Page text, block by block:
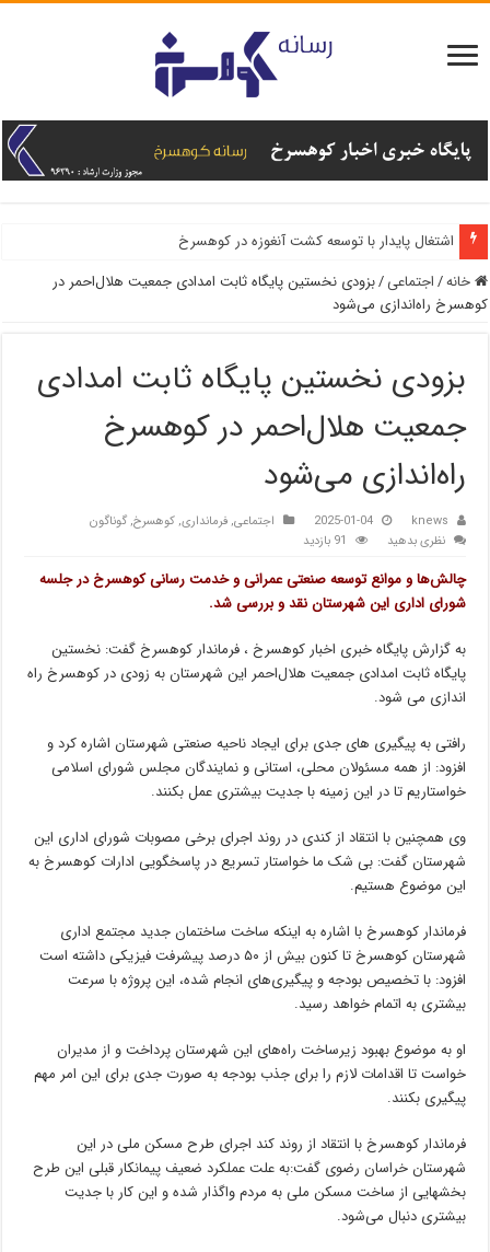
اشتغال پایدار با توسعه کشت آنغوزه در کوهسرخ
خانه/اجتماعی /بزودی نخستین پایگاه ثابت امدادی جمعیت هلال‌احمر در
کوهسرخ راه‌اندازی می‌شود
بزودی نخستین پایگاه ثابت امدادی
جمعیت هلال‌احمر در کوهسرخ
راه‌اندازی می‌شود
knews
2025-01-04 اجتماعی,فرمانداری,کوهسرخ,گوناگون
نظری بدهید
91 بازدید
چالش‌ها و موانع توسعه‌ صنعتی عمرانی و خدمت رسانی کوهسرخ در جلسه
شورای اداری این شهرستان نقد و بررسی شد.
به گزارش پایگاه خبری اخبار کوهسرخ ، فرماندار کوهسرخ گفت: نخستین
پایگاه ثابت امدادی جمعیت هلال‌احمر این شهرستان به زودی در کوهسرخ راه
اندازی می شود.
رافتی به پیگیری های جدی برای ایجاد ناحیه صنعتی شهرستان اشاره کرد و
افزود: از همه مسئولان محلی، استانی و نمایندگان مجلس شورای اسلامی
خواستاریم تا در این زمینه با جدیت بیشتری عمل بکنند.
وی همچنین با انتقاد از کندی در روند اجرای برخی مصوبات شورای اداری این
شهرستان گفت: بی شک ما خواستار تسریع در پاسخگویی ادارات کوهسرخ به
این موضوع هستیم.
فرماندار کوهسرخ با اشاره به اینکه ساخت ساختمان جدید مجتمع اداری
شهرستان کوهسرخ تا کنون بیش از ۵۰ درصد پیشرفت فیزیکی داشته است
افزود: با تخصیص بودجه و پیگیری‌های انجام‌ شده، این پروژه با سرعت
بیشتری به اتمام خواهد رسید.
او به موضوع بهبود زیرساخت‌ راه‌های این شهرستان پرداخت و از مدیران
خواست تا اقدامات لازم را برای جذب بودجه به صورت جدی برای این امر مهم
پیگیری بکنند.
فرماندار کوهسرخ با انتقاد از روند کند اجرای طرح مسکن ملی در این
شهرستان خراسان رضوی گفت:به علت عملکرد ضعیف پیمانکار قبلی این طرح
بخشهایی از ساخت مسکن ملی به مردم واگذار شده و این کار با جدیت
بیشتری دنبال می‌شود.